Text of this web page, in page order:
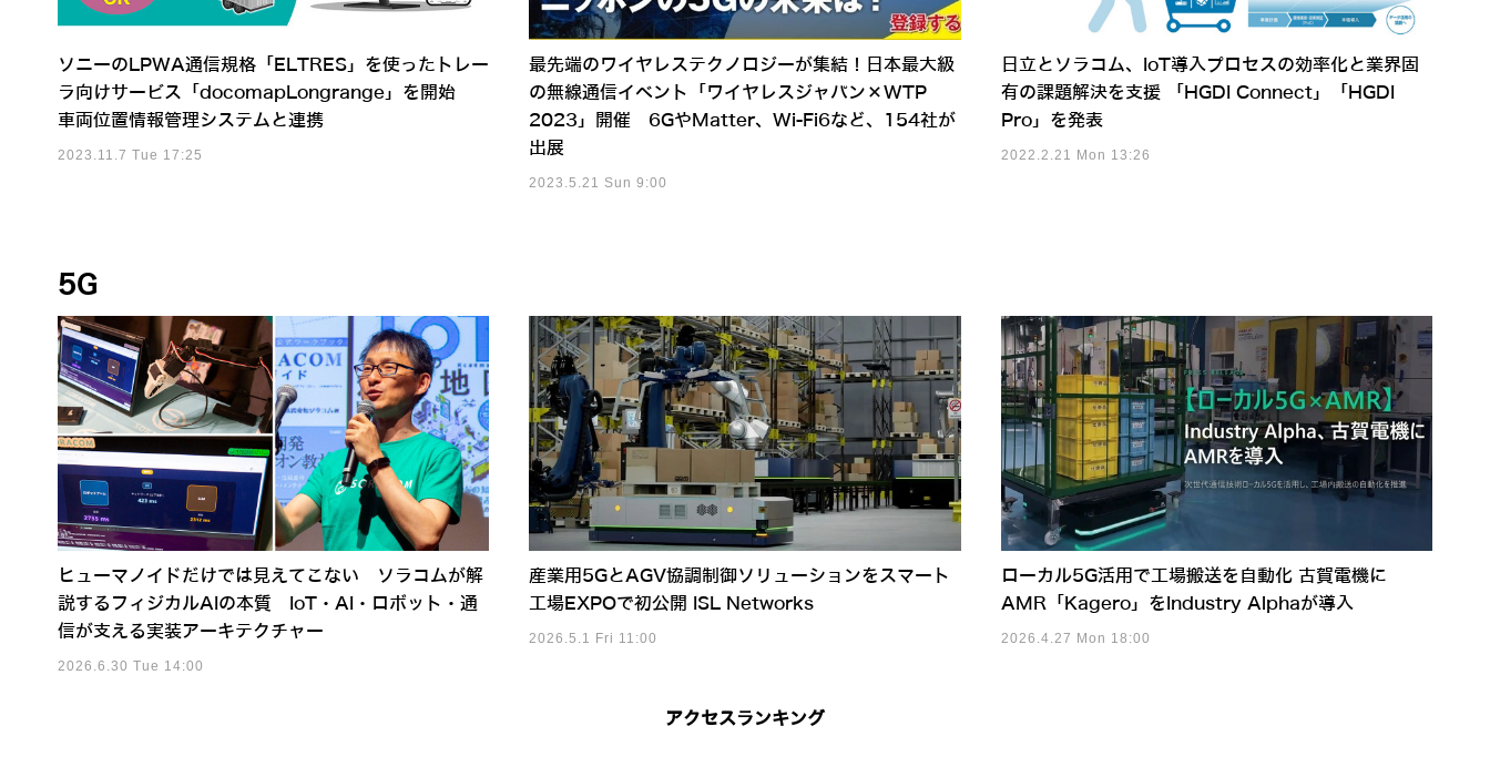
ソニーのLPWA通信規格「ELTRES」を使ったトレー
ラ向けサービス「docomapLongrange」を開始
車両位置情報管理システムと連携
2023.11.7 Tue 17:25
最先端のワイヤレステクノロジーが集結！日本最大級
の無線通信イベント「ワイヤレスジャパン×WTP
2023」開催 6GやMatter、Wi-Fi6など、154社が
出展
2023.5.21 Sun 9:00
日立とソラコム、IoT導入プロセスの効率化と業界固
有の課題解決を支援 「HGDI Connect」「HGDI
Pro」を発表
2022.2.21 Mon 13:26
5G
ヒューマノイドだけでは見えてこない ソラコムが解
説するフィジカルAIの本質 IoT・AI・ロボット・通
信が支える実装アーキテクチャー
2026.6.30 Tue 14:00
産業用5GとAGV協調制御ソリューションをスマート
工場EXPOで初公開 ISL Networks
2026.5.1 Fri 11:00
ローカル5G活用で工場搬送を自動化 古賀電機に
AMR「Kagero」をIndustry Alphaが導入
2026.4.27 Mon 18:00
アクセスランキング